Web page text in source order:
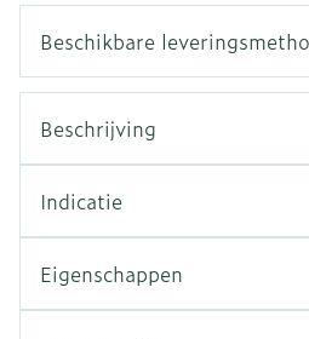
Beschikbare
Beschrijving
Indicatie
Eigenschappen